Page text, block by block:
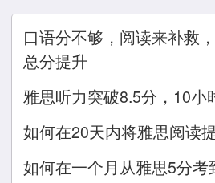
口语分不够，阅读来补救
总分提升
雅思听力突破8.5分，10小
如何在20天内将雅思阅读
如何在一个月从雅思5分考